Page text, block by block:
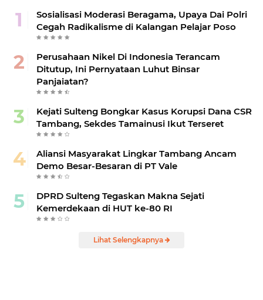
Sosialisasi Moderasi Beragama, Upaya Dai Polri
Cegah Radikalisme di Kalangan Pelajar Poso
Perusahaan Nikel Di Indonesia Terancam
Ditutup, Ini Pernyataan Luhut Binsar
Panjaiatan?
Kejati Sulteng Bongkar Kasus Korupsi Dana CSR
Tambang, Sekdes Tamainusi Ikut Terseret
Aliansi Masyarakat Lingkar Tambang Ancam
Demo Besar-Besaran di PT Vale
DPRD Sulteng Tegaskan Makna Sejati
Kemerdekaan di HUT ke-80 RI
Lihat Selengkapnya